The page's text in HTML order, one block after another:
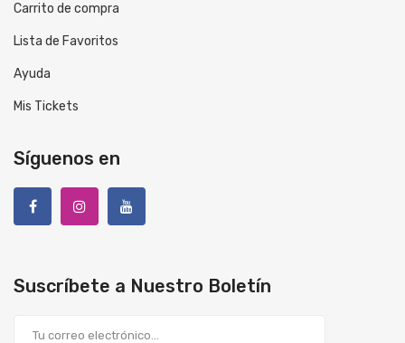
Carrito de compra
Lista de Favoritos
Ayuda
Mis Tickets
Síguenos en
Suscríbete a Nuestro Boletín